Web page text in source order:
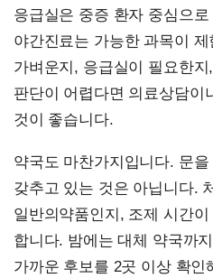
응급실은 중증 환자 중심으
야간진료는 가능한 과목이 제
가벼운지, 응급실이 필요한지
판단이 어렵다면 의료상담이
것이 좋습니다.
약국도 마찬가지입니다. 문
갖추고 있는 것은 아닙니다.
일반의약품인지, 조제 시간
합니다. 밤에는 대체 약국까
가까운 후보를 2곳 이상 확인